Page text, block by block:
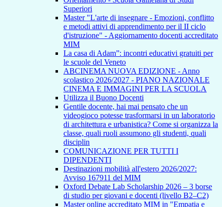
Superiori
Master "L'arte di insegnare - Emozioni, conflitto
e metodi attivi di apprendimento per il II ciclo
d'istruzione" - Aggiornamento docenti accreditato
MIM
La casa di Adam”: incontri educativi gratuiti per
le scuole del Veneto
ABCINEMA NUOVA EDIZIONE - Anno
scolastico 2026/2027 - PIANO NAZIONALE
CINEMA E IMMAGINI PER LA SCUOLA
Utilizza il Buono Docenti
Gentile docente, hai mai pensato che un
videogioco potesse trasformarsi in un laboratorio
di architettura e urbanistica? Come si organizza la
classe, quali ruoli assumono gli studenti, quali
disciplin
COMUNICAZIONE PER TUTTI I
DIPENDENTI
Destinazioni mobilità all'estero 2026/2027:
Avviso 167911 del MIM
Oxford Debate Lab Scholarship 2026 – 3 borse
di studio per giovani e docenti (livello B2–C2)
Master online accreditato MIM in "Empatia e